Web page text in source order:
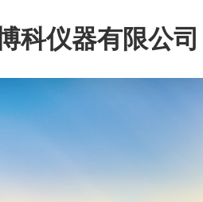
科仪器有限公司